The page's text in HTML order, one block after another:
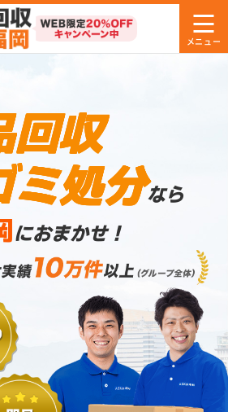
回収
ミ処分なら
におまかせ！